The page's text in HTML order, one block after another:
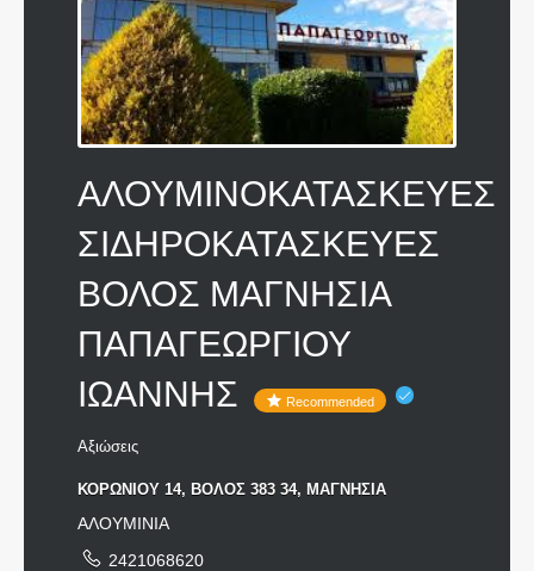
ΑΛΟΥΜΙΝΟΚΑΤΑΣΚΕΥΕΣ
ΣΙΔΗΡΟΚΑΤΑΣΚΕΥΕΣ
ΒΟΛΟΣ ΜΑΓΝΗΣΙΑ
ΠΑΠΑΓΕΩΡΓΙΟΥ
ΙΩΑΝΝΗΣ
Recommended
Αξιώσεις
ΚΟΡΩΝΙΟΥ 14, ΒΟΛΟΣ 383 34, ΜΑΓΝΗΣΙΑ
ΑΛΟΥΜΙΝΙΑ
2421068620